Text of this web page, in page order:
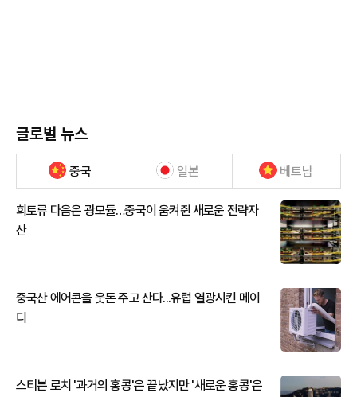
글로벌 뉴스
중국 일본 베트남
희토류 다음은 광모듈…중국이 움켜쥔 새로운 전략자
산
중국산 에어콘을 웃돈 주고 산다...유럽 열광시킨 메이
디
스티븐 로치 '과거의 홍콩'은 끝났지만 '새로운 홍콩'은